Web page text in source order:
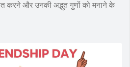
करने और उनकी अद्भुत गुणों को मनाने के